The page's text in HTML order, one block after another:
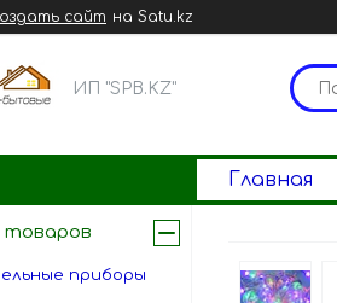
сайт на Satu.kz
ИП "SPB.KZ"
Главная
товаров
приборы